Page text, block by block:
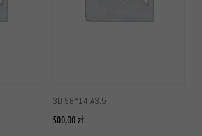
3D 98*14 A3.5
500,00zł